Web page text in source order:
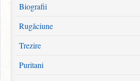
Biografii
Rugăciune
Trezire
Puritani